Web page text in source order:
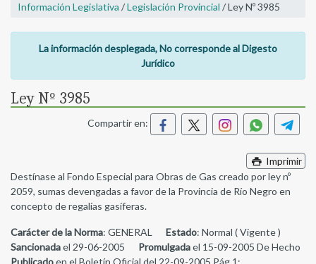
Información Legislativa /Legislación Provincial / Ley Nº 3985
La información desplegada, No corresponde al Digesto
Jurídico
Ley Nº 3985
Compartir en:
Imprimir
Destínase al Fondo Especial para Obras de Gas creado por ley nº
2059, sumas devengadas a favor de la Provincia de Río Negro en
concepto de regalías gasíferas.
Carácter de la Norma: GENERAL Estado: Normal ( Vigente )
Sancionadael 29-06-2005 Promulgadael 15-09-2005 De Hecho